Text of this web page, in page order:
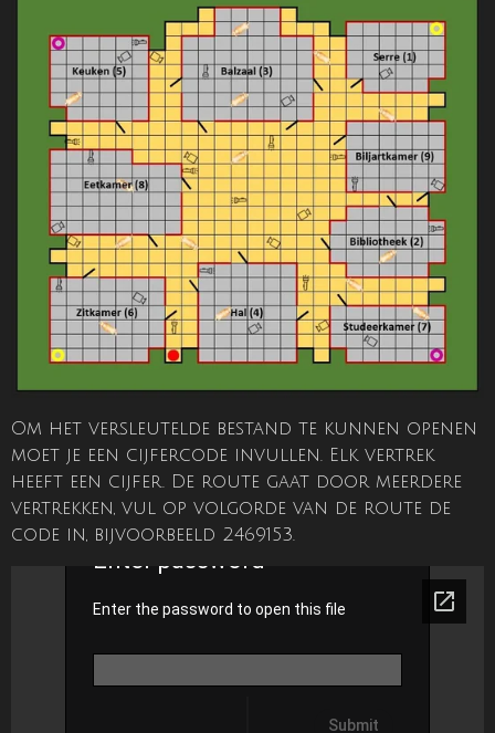
Om het versleutelde bestand te kunnen openen
moet je een cijfercode invullen. Elk vertrek
heeft een cijfer. De route gaat door meerdere
vertrekken, vul op volgorde van de route de
code in, bijvoorbeeld 2469153.